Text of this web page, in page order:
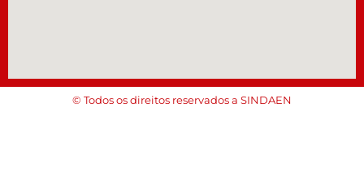
© Todos os direitos reservados a SINDAEN